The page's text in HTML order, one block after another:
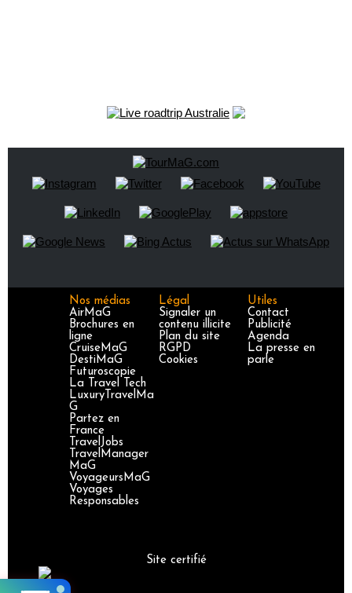
Nos médias
AirMaG
Brochures en
ligne
CruiseMaG
DestiMaG
Futuroscopie
La Travel Tech
LuxuryTravelMa
G
Partez en
France
TravelJobs
TravelManager
MaG
VoyageursMaG
Voyages
Responsables
Légal
Signaler un
contenu illicite
Plan du site
RGPD
Cookies
Utiles
Contact
Publicité
Agenda
La presse en
parle
Site certifié